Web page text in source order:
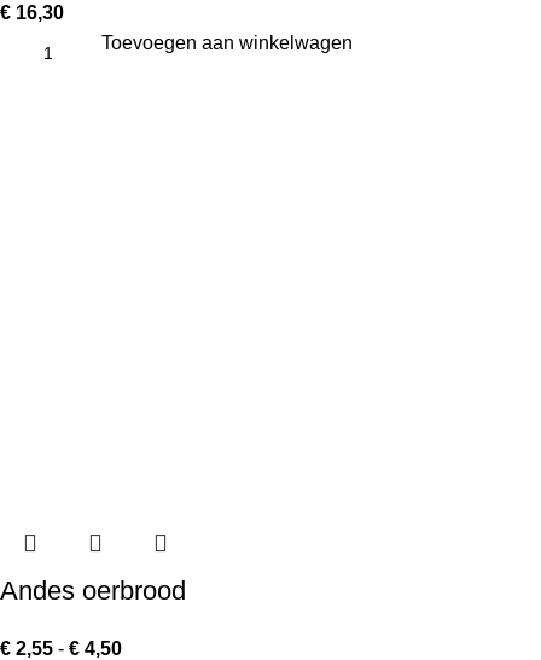
€ 16,30
Toevoegen aan winkelwagen
Andes oerbrood
€ 2,55 - € 4,50